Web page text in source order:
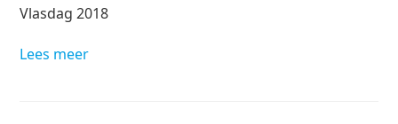
Vlasdag 2018
Lees meer